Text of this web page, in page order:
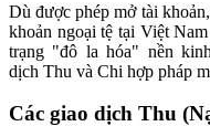
Dù được phép mở tài
khoản ngoại tệ tại Việt
trạng "đô la hóa" nền
dịch Thu và Chi hợp pháp
Các giao dịch Thu